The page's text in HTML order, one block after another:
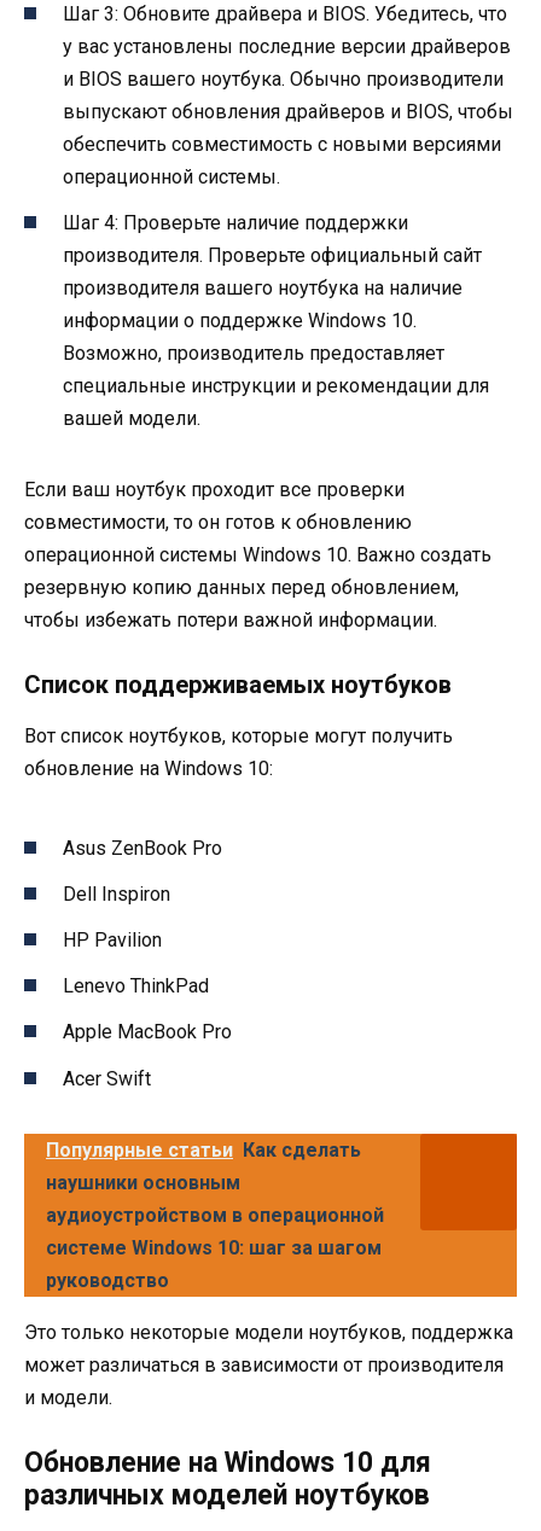
Шаг 3: Обновите драйвера и BIOS. Убедитесь, что
у вас установлены последние версии драйверов
и BIOS вашего ноутбука. Обычно производители
выпускают обновления драйверов и BIOS, чтобы
обеспечить совместимость с новыми версиями
операционной системы.
Шаг 4: Проверьте наличие поддержки
производителя. Проверьте официальный сайт
производителя вашего ноутбука на наличие
информации о поддержке Windows 10.
Возможно, производитель предоставляет
специальные инструкции и рекомендации для
вашей модели.
Если ваш ноутбук проходит все проверки
совместимости, то он готов к обновлению
операционной системы Windows 10. Важно создать
резервную копию данных перед обновлением,
чтобы избежать потери важной информации.
Список поддерживаемых ноутбуков
Вот список ноутбуков, которые могут получить
обновление на Windows 10:
Asus ZenBook Pro
Dell Inspiron
HP Pavilion
Lenevo ThinkPad
Apple MacBook Pro
Acer Swift
Популярные статьи Как сделать
наушники основным
аудиоустройством в операционной
системе Windows 10: шаг за шагом
руководство
Это только некоторые модели ноутбуков, поддержка
может различаться в зависимости от производителя
и модели.
Обновление на Windows 10 для
различных моделей ноутбуков